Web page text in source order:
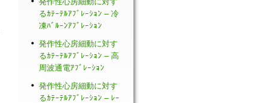
るｶﾃｰﾃﾙｱﾌﾞﾚｰｼｮﾝ – 冷
凍ﾊﾞﾙｰﾝｱﾌﾞﾚｰｼｮﾝ
発作性心房細動に対す
るｶﾃｰﾃﾙｱﾌﾞﾚｰｼｮﾝ – 高
周波通電ｱﾌﾞﾚｰｼｮﾝ
発作性心房細動に対す
るｶﾃｰﾃﾙｱﾌﾞﾚｰｼｮﾝ – ﾚｰ